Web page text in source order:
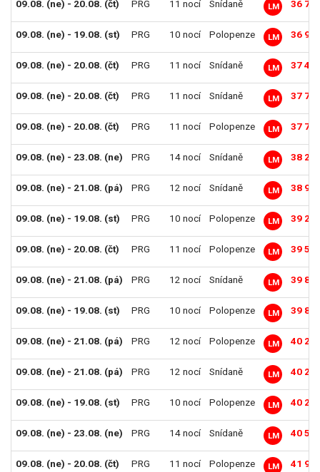
09.08. (ne) - 20.08. (čt) PRG 11 nocí Snídaně LM 36
09.08. (ne) - 19.08. (st) PRG 10 nocí Polopenze LM 36
09.08. (ne) - 20.08. (čt) PRG 11 nocí Snídaně LM 37
09.08. (ne) - 20.08. (čt) PRG 11 nocí Snídaně LM 37
09.08. (ne) - 20.08. (čt) PRG 11 nocí Polopenze LM 37
09.08. (ne) - 23.08. (ne) PRG 14 nocí Snídaně LM 38
09.08. (ne) - 21.08. (pá) PRG 12 nocí Snídaně LM 38
09.08. (ne) - 19.08. (st) PRG 10 nocí Polopenze LM 39
09.08. (ne) - 20.08. (čt) PRG 11 nocí Polopenze LM 39
09.08. (ne) - 21.08. (pá) PRG 12 nocí Snídaně LM 39
09.08. (ne) - 19.08. (st) PRG 10 nocí Polopenze LM 39
09.08. (ne) - 21.08. (pá) PRG 12 nocí Polopenze LM 40
09.08. (ne) - 21.08. (pá) PRG 12 nocí Snídaně LM 40
09.08. (ne) - 19.08. (st) PRG 10 nocí Polopenze LM 40
09.08. (ne) - 23.08. (ne) PRG 14 nocí Snídaně LM 40
09.08. (ne) - 20.08. (čt) PRG 11 nocí Polopenze LM 41